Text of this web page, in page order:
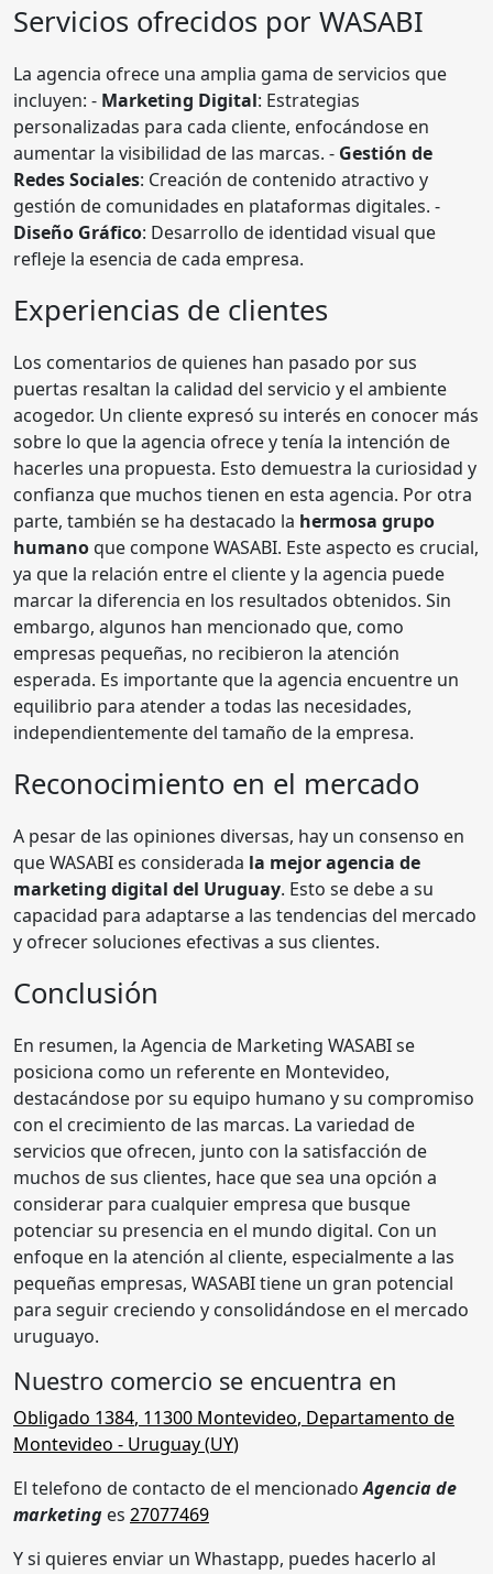
Servicios ofrecidos por WASABI
La agencia ofrece una amplia gama de servicios que
incluyen: - Marketing Digital: Estrategias
personalizadas para cada cliente, enfocándose en
aumentar la visibilidad de las marcas. - Gestión de
Redes Sociales: Creación de contenido atractivo y
gestión de comunidades en plataformas digitales. -
Diseño Gráfico: Desarrollo de identidad visual que
refleje la esencia de cada empresa.
Experiencias de clientes
Los comentarios de quienes han pasado por sus
puertas resaltan la calidad del servicio y el ambiente
acogedor. Un cliente expresó su interés en conocer más
sobre lo que la agencia ofrece y tenía la intención de
hacerles una propuesta. Esto demuestra la curiosidad y
confianza que muchos tienen en esta agencia. Por otra
parte, también se ha destacado la hermosa grupo
humanoque compone WASABI. Este aspecto es crucial,
ya que la relación entre el cliente y la agencia puede
marcar la diferencia en los resultados obtenidos. Sin
embargo, algunos han mencionado que, como
empresas pequeñas, no recibieron la atención
esperada. Es importante que la agencia encuentre un
equilibrio para atender a todas las necesidades,
independientemente del tamaño de la empresa.
Reconocimiento en el mercado
A pesar de las opiniones diversas, hay un consenso en
que WASABI es considerada la mejor agencia de
marketing digital del Uruguay. Esto se debe a su
capacidad para adaptarse a las tendencias del mercado
y ofrecer soluciones efectivas a sus clientes.
Conclusión
En resumen, la Agencia de Marketing WASABI se
posiciona como un referente en Montevideo,
destacándose por su equipo humano y su compromiso
con el crecimiento de las marcas. La variedad de
servicios que ofrecen, junto con la satisfacción de
muchos de sus clientes, hace que sea una opción a
considerar para cualquier empresa que busque
potenciar su presencia en el mundo digital. Con un
enfoque en la atención al cliente, especialmente a las
pequeñas empresas, WASABI tiene un gran potencial
para seguir creciendo y consolidándose en el mercado
uruguayo.
Nuestro comercio se encuentra en
Obligado 1384, 11300 Montevideo, Departamento de
Montevideo - Uruguay (UY)
El telefono de contacto de el mencionadoAgencia de
marketing es 27077469
Y si quieres enviar un Whastapp, puedes hacerlo al